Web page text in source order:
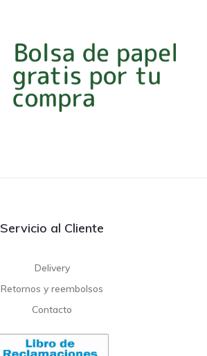
Servicio al Cliente
Delivery
Retornos y reembolsos
Contacto